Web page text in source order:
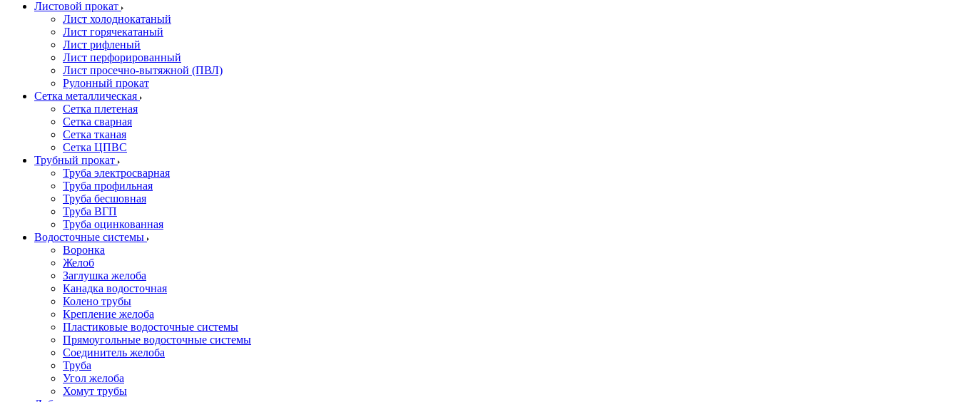
Листовой прокат
Лист холоднокатаный
Лист горячекатаный
Лист рифленый
Лист перфорированный
Лист просечно-вытяжной (ПВЛ)
Рулонный прокат
Сетка металлическая
Сетка плетеная
Сетка сварная
Сетка тканая
Сетка ЦПВС
Трубный прокат
Труба электросварная
Труба профильная
Труба бесшовная
Труба ВГП
Труба оцинкованная
Водосточные системы
Воронка
Желоб
Заглушка желоба
Канадка водосточная
Колено трубы
Крепление желоба
Пластиковые водосточные системы
Прямоугольные водосточные системы
Соединитель желоба
Труба
Угол желоба
Хомут трубы